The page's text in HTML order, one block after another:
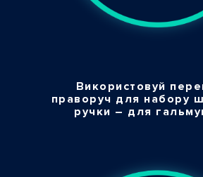
Використовуй
праворуч для набору
ручки – для